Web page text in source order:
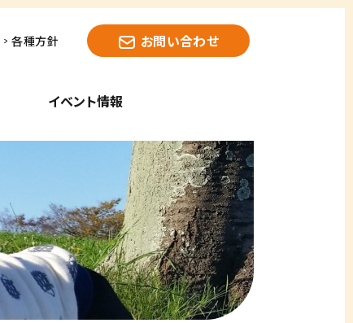
イベント情報
各種方針 お問い合わせ